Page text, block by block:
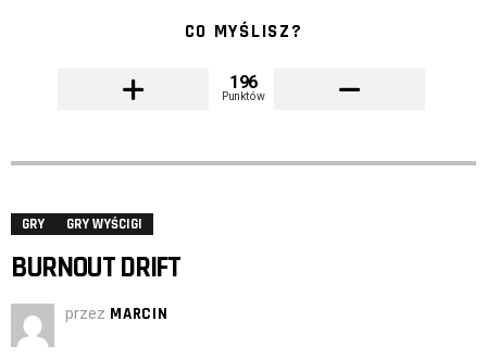
CO MYŚLISZ?
196
Punktów
GRY GRY WYŚCIGI
BURNOUT DRIFT
przez MARCIN